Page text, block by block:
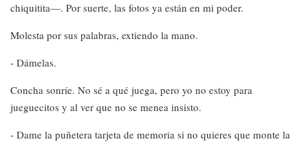
chiquitita—. Por suerte, las fotos ya están en mi poder.
Molesta por sus palabras, extiendo la mano.
- Dámelas.
Concha sonríe. No sé a qué juega, pero yo no estoy para
jueguecitos y al ver que no se menea insisto.
- Dame la puñetera tarjeta de memoria si no quieres que monte la